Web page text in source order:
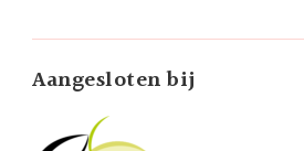
Aangesloten bij